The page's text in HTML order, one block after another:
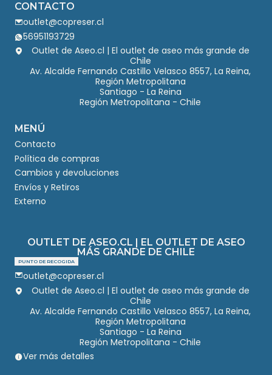
CONTACTO
outlet@copreser.cl
56951193729
Outlet de Aseo.cl | El outlet de aseo más grande de
Chile
Av. Alcalde Fernando Castillo Velasco 8557, La Reina,
Región Metropolitana
Santiago - La Reina
Región Metropolitana - Chile
MENÚ
Contacto
Política de compras
Cambios y devoluciones
Envíos y Retiros
Externo
OUTLET DE ASEO.CL | EL OUTLET DE ASEO
MÁS GRANDE DE CHILE
PUNTO DE RECOGIDA
outlet@copreser.cl
Outlet de Aseo.cl | El outlet de aseo más grande de
Chile
Av. Alcalde Fernando Castillo Velasco 8557, La Reina,
Región Metropolitana
Santiago - La Reina
Región Metropolitana - Chile
Ver más detalles